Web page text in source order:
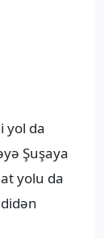
yol da
Şuşaya
yolu da